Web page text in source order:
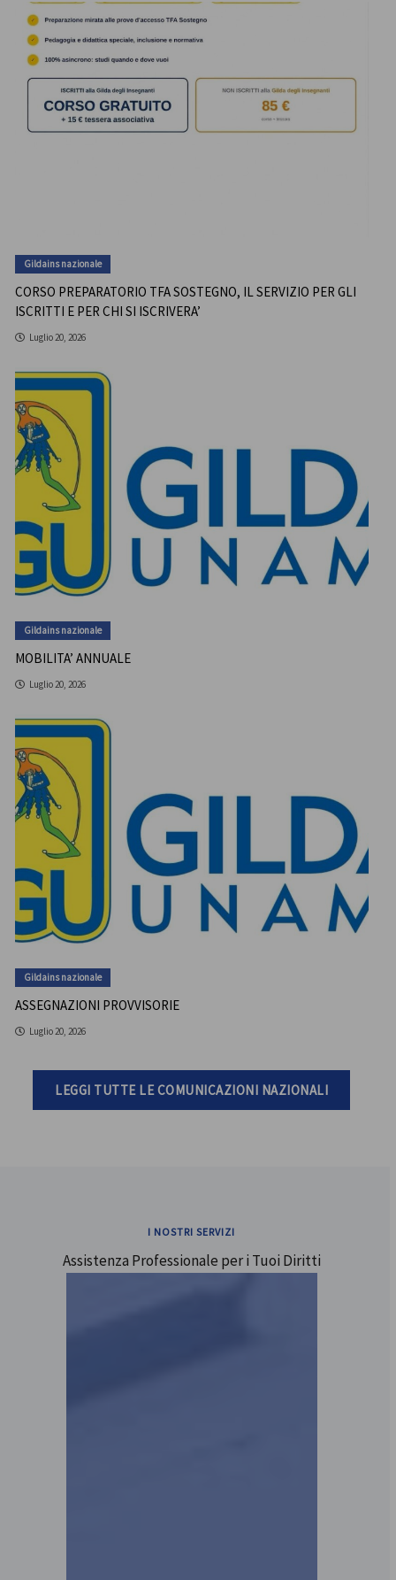
Gildains nazionale
CORSO PREPARATORIO TFA SOSTEGNO, IL SERVIZIO PER GLI
ISCRITTI E PER CHI SI ISCRIVERA’
Luglio 20, 2026
Gildains nazionale
MOBILITA’ ANNUALE
Luglio 20, 2026
Gildains nazionale
ASSEGNAZIONI PROVVISORIE
Luglio 20, 2026
LEGGI TUTTE LE COMUNICAZIONI NAZIONALI
I NOSTRI SERVIZI
Assistenza Professionale per i Tuoi Diritti